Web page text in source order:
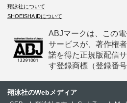
翔泳社について
SHOEISHA iDについて
ABJマークは、この
サービスが、著作権
諾を得た正規版配信
す登録商標（登録番
翔泳社のWebメディア